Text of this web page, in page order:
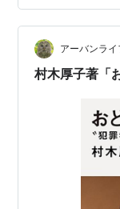
大人がすること
がそもそもない
少女を、勾留と
犯人だと尋問し
アーバンラ
村木厚子著「